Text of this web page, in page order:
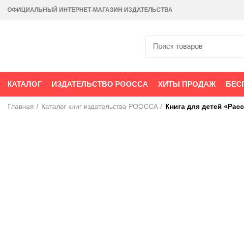
ОФИЦИАЛЬНЫЙ ИНТЕРНЕТ-МАГАЗИН ИЗДАТЕЛЬСТВА
КАТАЛОГ ИЗДАТЕЛЬСТВО РООССА ХИТЫ ПРОДАЖ
Главная Каталог книг издательства РООССА Книга для детей